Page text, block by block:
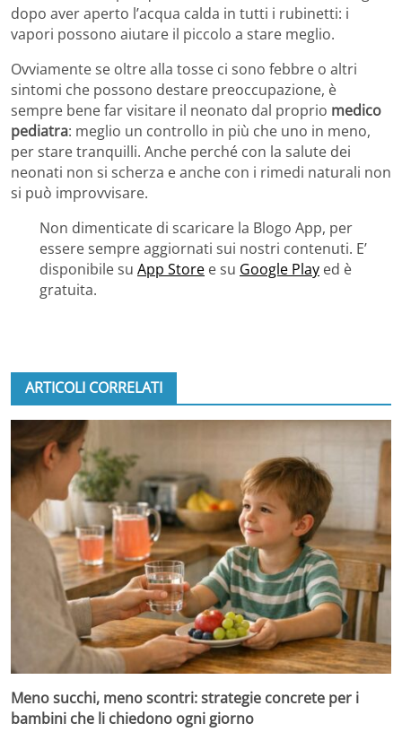
dopo aver aperto l’acqua calda in tutti i rubinetti: i
vapori possono aiutare il piccolo a stare meglio.
Ovviamente se oltre alla tosse ci sono febbre o altri
sintomi che possono destare preoccupazione, è
sempre bene far visitare il neonato dal proprio medico
pediatra: meglio un controllo in più che uno in meno,
per stare tranquilli. Anche perché con la salute dei
neonati non si scherza e anche con i rimedi naturali non
si può improvvisare.
Non dimenticate di scaricare la Blogo App, per
essere sempre aggiornati sui nostri contenuti. E’
disponibile su App Store e su Google Play ed è
gratuita.
ARTICOLI CORRELATI
Meno succhi, meno scontri: strategie concrete per i
bambini che li chiedono ogni giorno